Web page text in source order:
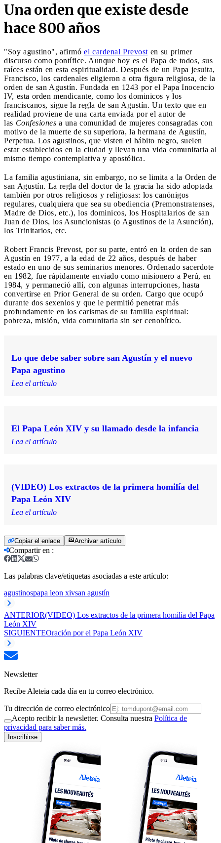
Una orden que existe desde
hace 800 años
"Soy agustino", afirmó el cardenal Prevost en su primer
discurso como pontífice. Aunque hoy es el Papa de todos, sus
raíces están en esta espiritualidad. Después de un Papa jesuita,
Francisco, los cardenales eligieron a otra figura religiosa, de la
orden de san Agustín. Fundada en 1243 por el Papa Inocencio
IV, esta orden mendicante, como los dominicos y los
franciscanos, sigue la regla de san Agustín. Un texto que en
realidad proviene de una carta enviada por el autor de
las Confesiones a una comunidad de mujeres consagradas con
motivo de la muerte de su superiora, la hermana de Agustín,
Perpetua. Los agustinos, que visten el hábito negro, suelen
estar establecidos en la ciudad y llevan una vida comunitaria al
mismo tiempo contemplativa y apostólica.
La familia agustiniana, sin embargo, no se limita a la Orden de
san Agustín. La regla del doctor de la gracia ha sido adoptada
también por otros religiosos y religiosas: los canónigos
regulares, cualquiera que sea su obediencia (Premonstratenses,
Madre de Dios, etc.), los dominicos, los Hospitalarios de san
Juan de Dios, los Asuncionistas (o Agustinos de la Asunción),
los Trinitarios, etc.
Robert Francis Prevost, por su parte, entró en la orden de san
Agustín en 1977, a la edad de 22 años, después de haber
estado en uno de sus seminarios menores. Ordenado sacerdote
en 1982, fue rápidamente enviado como misionero a Perú, en
1984, y permaneció allí, con algunas interrupciones, hasta
convertirse en Prior General de su orden. Cargo que ocupó
durante dos sexenios y que le permitió penetrar más
profundamente en los carismas de su familia espiritual:
pobreza, misión, vida comunitaria sin ser cenobítico.
Lo que debe saber sobre san Agustín y el nuevo
Papa agustino
Lea el artículo
El Papa León XIV y su llamado desde la infancia
Lea el artículo
(VIDEO) Los extractos de la primera homilía del
Papa León XIV
Lea el artículo
Copiar el enlace Archivar artículo
Compartir en :
Las palabras clave/etiquetas asociadas a este artículo:
agustinospapa leon xivsan agustín
ANTERIOR(VIDEO) Los extractos de la primera homilía del Papa
León XIV
SIGUIENTEOración por el Papa León XIV
Newsletter
Recibe Aleteia cada día en tu correo electrónico.
Tu dirección de correo electrónico
Acepto recibir la newsletter. Consulta nuestra Política de
privacidad para saber más.
Inscribirse